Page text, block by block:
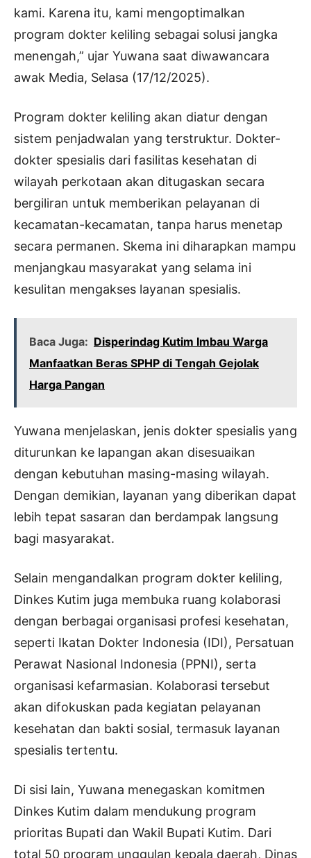
kami. Karena itu, kami mengoptimalkan
program dokter keliling sebagai solusi jangka
menengah,” ujar Yuwana saat diwawancara
awak Media, Selasa (17/12/2025).
Program dokter keliling akan diatur dengan
sistem penjadwalan yang terstruktur. Dokter-
dokter spesialis dari fasilitas kesehatan di
wilayah perkotaan akan ditugaskan secara
bergiliran untuk memberikan pelayanan di
kecamatan-kecamatan, tanpa harus menetap
secara permanen. Skema ini diharapkan mampu
menjangkau masyarakat yang selama ini
kesulitan mengakses layanan spesialis.
Baca Juga: Disperindag Kutim Imbau Warga
Manfaatkan Beras SPHP di Tengah Gejolak
Harga Pangan
Yuwana menjelaskan, jenis dokter spesialis yang
diturunkan ke lapangan akan disesuaikan
dengan kebutuhan masing-masing wilayah.
Dengan demikian, layanan yang diberikan dapat
lebih tepat sasaran dan berdampak langsung
bagi masyarakat.
Selain mengandalkan program dokter keliling,
Dinkes Kutim juga membuka ruang kolaborasi
dengan berbagai organisasi profesi kesehatan,
seperti Ikatan Dokter Indonesia (IDI), Persatuan
Perawat Nasional Indonesia (PPNI), serta
organisasi kefarmasian. Kolaborasi tersebut
akan difokuskan pada kegiatan pelayanan
kesehatan dan bakti sosial, termasuk layanan
spesialis tertentu.
Di sisi lain, Yuwana menegaskan komitmen
Dinkes Kutim dalam mendukung program
prioritas Bupati dan Wakil Bupati Kutim. Dari
total 50 program unggulan kepala daerah, Dinas